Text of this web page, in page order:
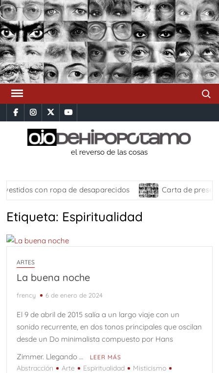
Saltar
al
contenido
facebookinstagram
x youtube
el reverso de las cosas
con ropa de desaparecidos Carta de
Etiqueta: Espiritualidad
ARTES
La buena noche
frency 6 de enero de 2024
El 9 de abril de 2015 salía a un largo viaje con un
sonido recurrente, en dos tonos principales que oscilan
desde un Do minimalista compuesto por Hans
Zimmer. Llegando …
LEER MÁS
Abstracción Arte Espiritualidad
Misticismo